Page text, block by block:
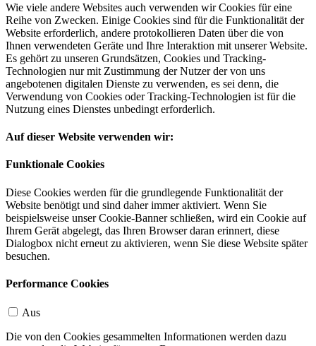
Wie viele andere Websites auch verwenden wir Cookies für eine
Reihe von Zwecken. Einige Cookies sind für die Funktionalität der
Website erforderlich, andere protokollieren Daten über die von
Ihnen verwendeten Geräte und Ihre Interaktion mit unserer Website.
Es gehört zu unseren Grundsätzen, Cookies und Tracking-
Technologien nur mit Zustimmung der Nutzer der von uns
angebotenen digitalen Dienste zu verwenden, es sei denn, die
Verwendung von Cookies oder Tracking-Technologien ist für die
Nutzung eines Dienstes unbedingt erforderlich.
Auf dieser Website verwenden wir:
Funktionale Cookies
Diese Cookies werden für die grundlegende Funktionalität der
Website benötigt und sind daher immer aktiviert. Wenn Sie
beispielsweise unser Cookie-Banner schließen, wird ein Cookie auf
Ihrem Gerät abgelegt, das Ihren Browser daran erinnert, diese
Dialogbox nicht erneut zu aktivieren, wenn Sie diese Website später
besuchen.
Performance Cookies
Aus
Die von den Cookies gesammelten Informationen werden dazu